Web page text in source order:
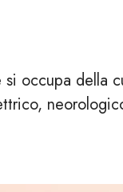
occupa